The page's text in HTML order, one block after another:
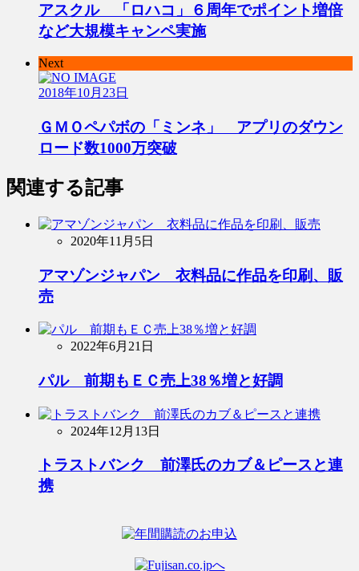
アスクル 「ロハコ」６周年でポイント増倍
など大規模キャンペ実施
Next
2018年10月23日
ＧＭＯペパボの「ミンネ」 アプリのダウン
ロード数1000万突破
関連する記事
2020年11月5日
アマゾンジャパン 衣料品に作品を印刷、販
売
2022年6月21日
パル 前期もＥＣ売上38％増と好調
2024年12月13日
トラストバンク 前澤氏のカブ＆ピースと連
携